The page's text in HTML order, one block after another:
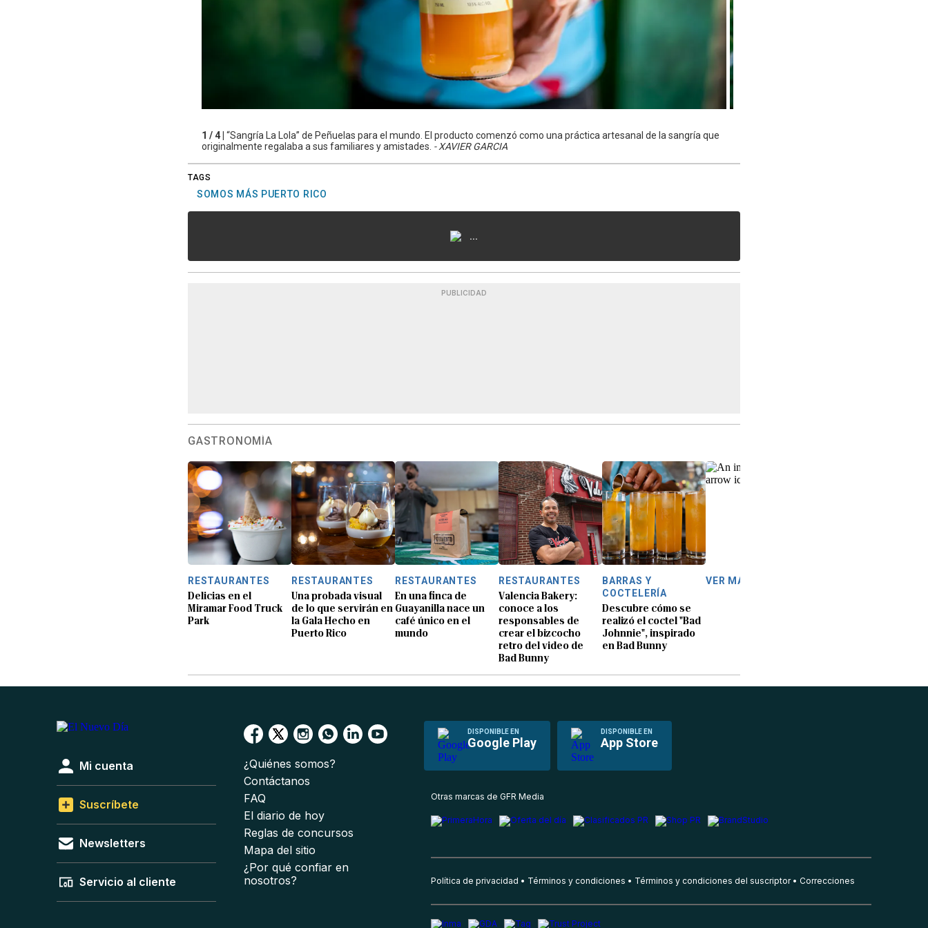
1 / 4 | “Sangría La Lola” de Peñuelas para el mundo. El producto comenzó como una práctica artesanal de la sangría que
originalmente regalaba a sus familiares y amistades. - XAVIER GARCIA
TAGS
SOMOS MÁS PUERTO RICO
...
PUBLICIDAD
GASTRONOMÍA
RESTAURANTES
Delicias en el
Miramar Food Truck
Park
RESTAURANTES
Una probada visual
de lo que servirán en
la Gala Hecho en
Puerto Rico
RESTAURANTES
En una finca de
Guayanilla nace un
café único en el
mundo
RESTAURANTES
Valencia Bakery:
conoce a los
responsables de
crear el bizcocho
retro del video de
Bad Bunny
BARRAS Y
COCTELERÍA
Descubre cómo se
realizó el coctel "Bad
Johnnie", inspirado
en Bad Bunny
VER MÁS
DISPONIBLE EN
Google Play
DISPONIBLE EN
App Store
Mi cuenta
Suscríbete
Newsletters
Servicio al cliente
¿Quiénes somos?
Contáctanos
FAQ
El diario de hoy
Reglas de concursos
Mapa del sitio
¿Por qué confiar en
nosotros?
Otras marcas de GFR Media
Política de privacidad Términos y condiciones Términos y condiciones del suscriptor Correcciones